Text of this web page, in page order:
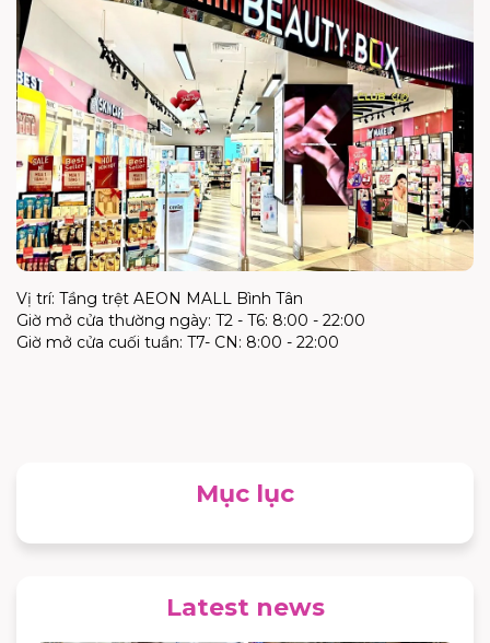
Vị trí: Tầng trệt AEON MALL Bình Tân
Giờ mở cửa thường ngày: T2 - T6: 8:00 - 22:00
Giờ mở cửa cuối tuần: T7- CN: 8:00 - 22:00
Mục lục
Latest news